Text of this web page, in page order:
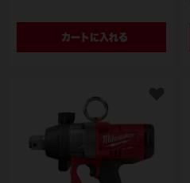
カートに入れる